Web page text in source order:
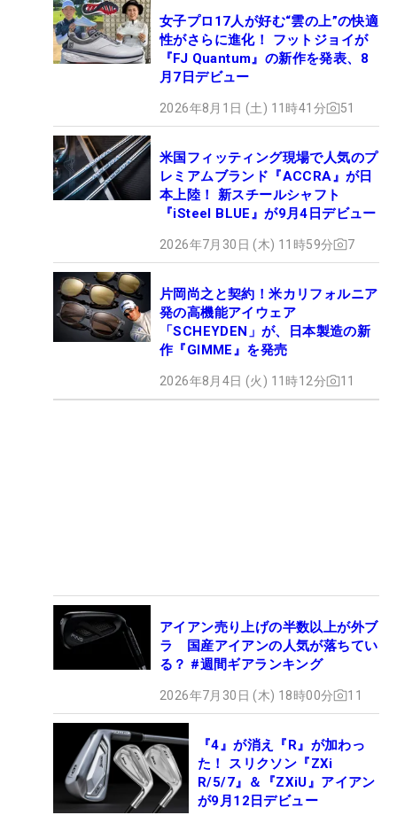
女子プロ17人が好む“雲の上”の快適
性がさらに進化！ フットジョイが
『FJ Quantum』の新作を発表、8
月7日デビュー
2026年8月1日 (土) 11時41分 51
米国フィッティング現場で人気のプ
レミアムブランド『ACCRA』が日
本上陸！ 新スチールシャフト
『iSteel BLUE』が9月4日デビュー
2026年7月30日 (木) 11時59分 7
片岡尚之と契約！米カリフォルニア
発の高機能アイウェア
「SCHEYDEN」が、日本製造の新
作『GIMME』を発売
2026年8月4日 (火) 11時12分 11
アイアン売り上げの半数以上が外ブ
ラ 国産アイアンの人気が落ちてい
る？ #週間ギアランキング
2026年7月30日 (木) 18時00分 11
『4』が消え『R』が加わっ
た！ スリクソン『ZXi
R/5/7』＆『ZXiU』アイアン
が9月12日デビュー